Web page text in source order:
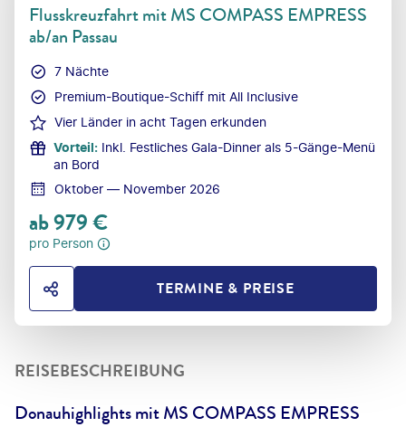
Flusskreuzfahrt mit MS COMPASS EMPRESS
ab/an Passau
7 Nächte
Premium-Boutique-Schiff mit All Inclusive
Vier Länder in acht Tagen erkunden
Vorteil: Inkl. Festliches Gala-Dinner als 5-Gänge-Menü
an Bord
Oktober — November 2026
ab979€
pro Person
HOTEL TEILENTERMINE & PREISE
REISEBESCHREIBUNG
Donauhighlights mit MS COMPASS EMPRESS